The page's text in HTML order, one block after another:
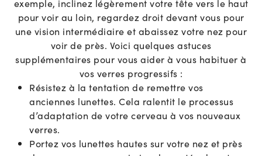
exemple, inclinez légèrement votre tête vers le haut
pour voir au loin, regardez droit devant vous pour
une vision intermédiaire et abaissez votre nez pour
voir de près. Voici quelques astuces
supplémentaires pour vous aider à vous habituer à
vos verres progressifs :
Résistez à la tentation de remettre vos
anciennes lunettes. Cela ralentit le processus
d’adaptation de votre cerveau à vos nouveaux
verres.
Portez vos lunettes hautes sur votre nez et près